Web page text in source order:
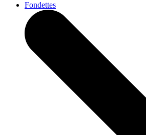
Fondettes